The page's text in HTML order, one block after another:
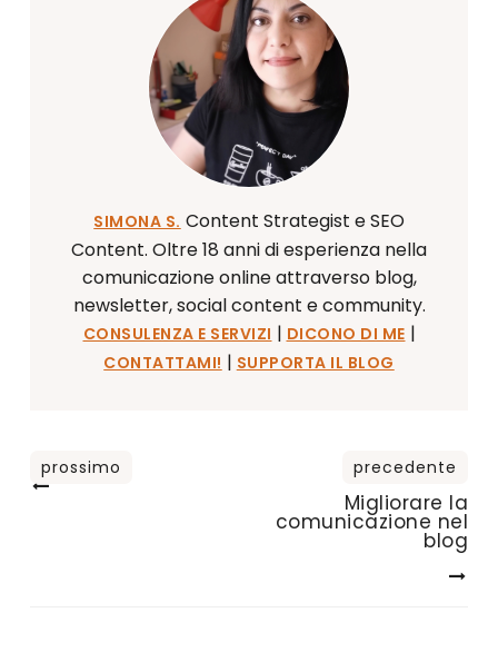
SIMONA S. Content Strategist e SEO
Content. Oltre 18 anni di esperienza nella
comunicazione online attraverso blog,
newsletter, social content e community.
CONSULENZA E SERVIZI | DICONO DI ME |
CONTATTAMI! | SUPPORTA IL BLOG
Migliorare la
comunicazione nel
blog